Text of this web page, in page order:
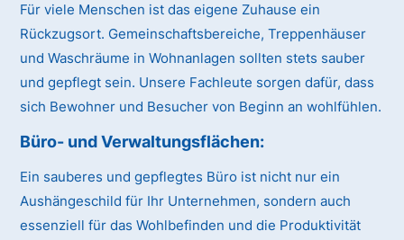
Für viele Menschen ist das eigene Zuhause ein
Rückzugsort. Gemeinschaftsbereiche, Treppenhäuser
und Waschräume in Wohnanlagen sollten stets sauber
und gepflegt sein. Unsere Fachleute sorgen dafür, dass
sich Bewohner und Besucher von Beginn an wohlfühlen.
Büro- und Verwaltungsflächen:
Ein sauberes und gepflegtes Büro ist nicht nur ein
Aushängeschild für Ihr Unternehmen, sondern auch
essenziell für das Wohlbefinden und die Produktivität